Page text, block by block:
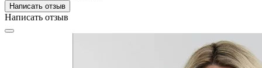
Написать отзыв
Написать отзыв